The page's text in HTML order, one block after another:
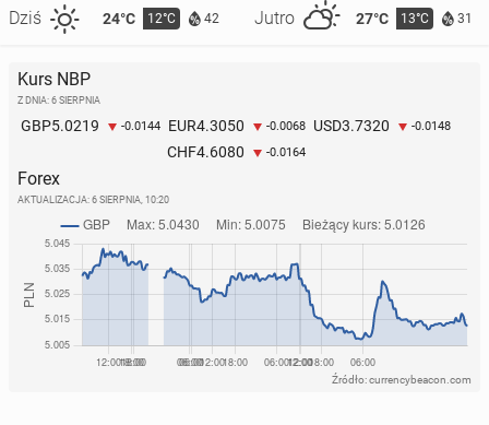
Dziś 24°C 12°C 42 Jutro 27°C 13°C 31
Kurs NBP
Z DNIA: 6 SIERPNIA
GBP5.0219 -0.0144 EUR4.3050 -0.0068 USD3.7320 -0.0148
CHF4.6080 -0.0164
Forex
AKTUALIZACJA: 6 SIERPNIA, 10:20
Źródło: currencybeacon.com